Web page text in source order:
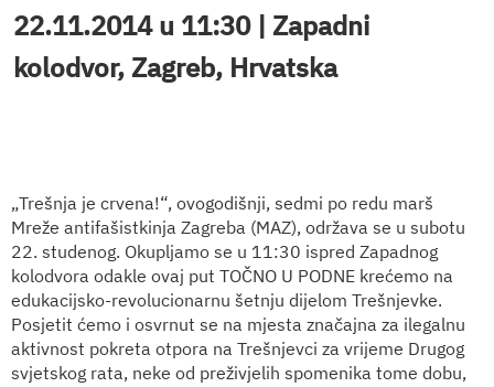
22.11.2014 u 11:30 | Zapadni
kolodvor, Zagreb, Hrvatska
„Trešnja je crvena!“, ovogodišnji, sedmi po redu marš
Mreže antifašistkinja Zagreba (MAZ), održava se u subotu
22. studenog. Okupljamo se u 11:30 ispred Zapadnog
kolodvora odakle ovaj put TOČNO U PODNE krećemo na
edukacijsko-revolucionarnu šetnju dijelom Trešnjevke.
Posjetit ćemo i osvrnut se na mjesta značajna za ilegalnu
aktivnost pokreta otpora na Trešnjevci za vrijeme Drugog
svjetskog rata, neke od preživjelih spomenika tome dobu,